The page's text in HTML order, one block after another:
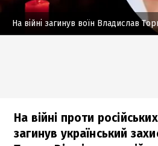
На війні загинув воїн Владислав
На війні проти
загинув український